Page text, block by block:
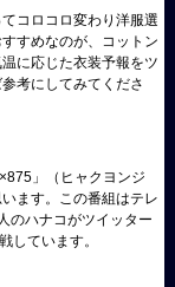
コロコロ変わり洋服選
すめなのが、コットン
に応じた衣装予報をツ
考にしてみてくださ
」（ヒャクヨンジ
ます。この番組はテレ
のハナコがツイッター
しています。